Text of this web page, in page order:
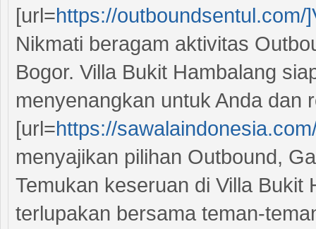
[url=https://outboundsentul.com/
Nikmati beragam aktivitas
Bogor. Villa Bukit Hambalang
menyenangkan untuk Anda dan
[url=https://
menyajikan pilihan Outbound,
Temukan keseruan di Villa Bukit
terlupakan bersama teman-